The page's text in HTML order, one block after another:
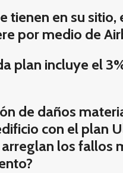
tienen en su sitio,
por medio de
plan incluye el
de daños
con el plan
los fallos